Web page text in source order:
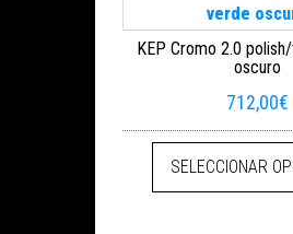
KEP Cromo 2.0
oscuro
712,00€
SELECCIONAR